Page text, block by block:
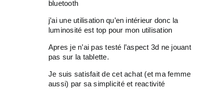
bluetooth
j’ai une utilisation qu’en intérieur donc la
luminosité est top pour mon utilisation
Apres je n’ai pas testé l’aspect 3d ne jouant
pas sur la tablette.
Je suis satisfait de cet achat (et ma femme
aussi) par sa simplicité et reactivité